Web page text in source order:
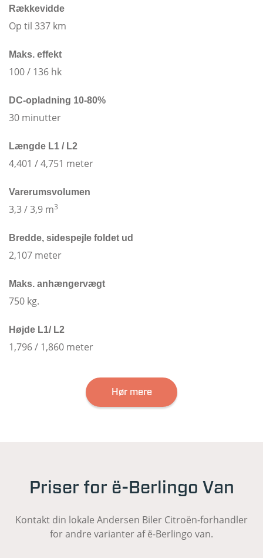
Rækkevidde
Op til 337 km
Maks. effekt
100 / 136 hk
DC-opladning 10-80%
30 minutter
Længde L1 / L2
4,401 / 4,751 meter
Varerumsvolumen
3,3 / 3,9 m3
Bredde, sidespejle foldet ud
2,107 meter
Maks. anhængervægt
750 kg.
Højde L1/ L2
1,796 / 1,860 meter
Hør mere
Priser for ë-Berlingo Van
Kontakt din lokale Andersen Biler Citroën-forhandler
for andre varianter af ë-Berlingo van.